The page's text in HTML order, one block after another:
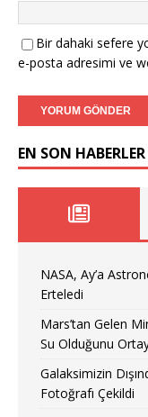
Bir dahaki sefere
e-posta adresimi ve
EN SON HABERLER
NASA, Ay’a
Erteledi
Mars’tan Gelen
Su Olduğunu
Galaksimizin
Fotoğrafı Çekildi